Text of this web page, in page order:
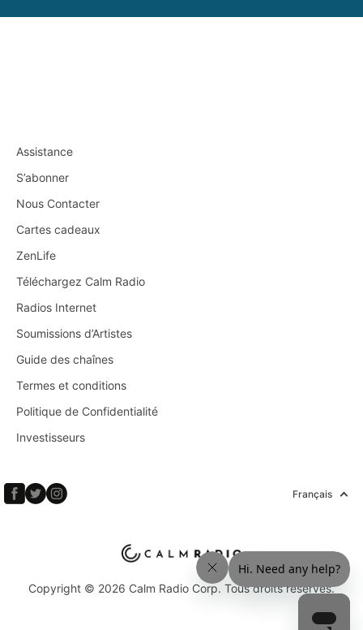
Assistance
S’abonner
Nous Contacter
Cartes cadeaux
ZenLife
Téléchargez Calm Radio
Radios Internet
Soumissions d’Artistes
Guide des chaînes
Termes et conditions
Politique de Confidentialité
Investisseurs
Français
Copyright © 2026 Calm Radio Corp. Tous droits réservés.